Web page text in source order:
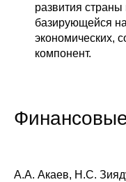
ЦДУ
развития страны
базирующейся
экономических,
компонент.
А.А. Акаев, Н.С.